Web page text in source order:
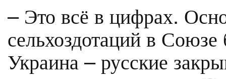
– Это всё в цифрах.
сельхоздотаций в
Украина – русские